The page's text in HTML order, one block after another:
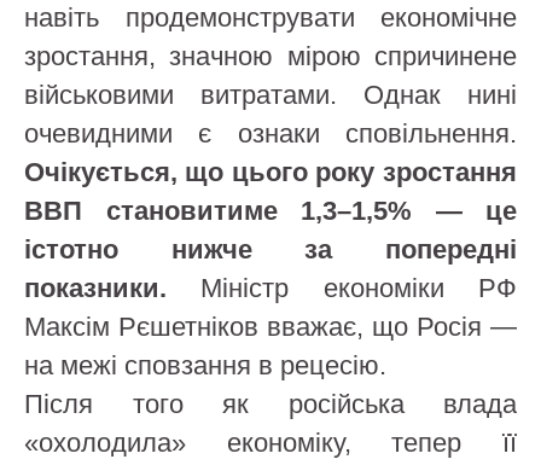
навіть продемонструвати економічне
зростання, значною мірою спричинене
військовими витратами. Однак нині
очевидними є ознаки сповільнення.
Очікується, що цього року зростання
ВВП становитиме 1,3–1,5% — це
істотно нижче за попередні
показники. Міністр економіки РФ
Максім Рєшетніков вважає, що Росія —
на межі сповзання в рецесію.
Після того як російська влада
«охолодила» економіку, тепер її